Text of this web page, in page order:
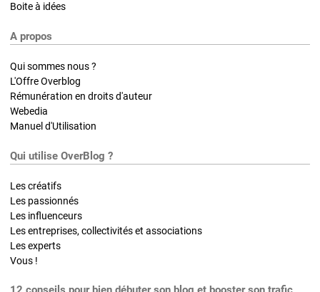
Boite à idées
A propos
Qui sommes nous ?
L'Offre Overblog
Rémunération en droits d'auteur
Webedia
Manuel d'Utilisation
Qui utilise OverBlog ?
Les créatifs
Les passionnés
Les influenceurs
Les entreprises, collectivités et associations
Les experts
Vous !